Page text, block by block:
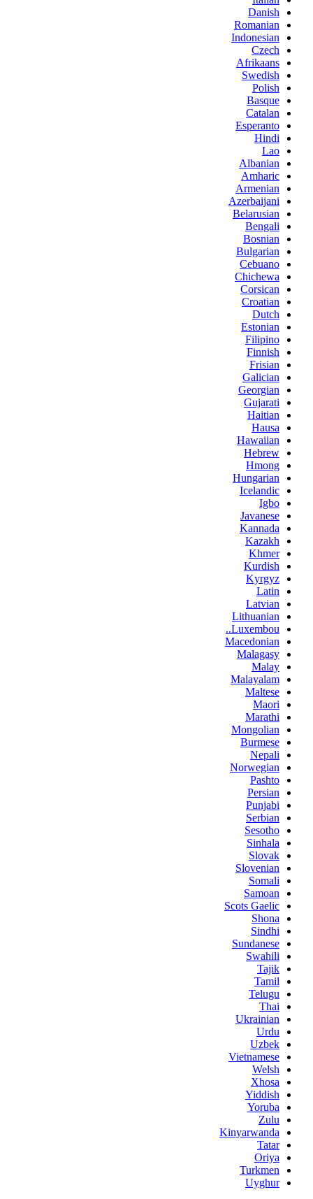
Danish
Romanian
Indonesian
Czech
Afrikaans
Swedish
Polish
Basque
Catalan
Esperanto
Hindi
Lao
Albanian
Amharic
Armenian
Azerbaijani
Belarusian
Bengali
Bosnian
Bulgarian
Cebuano
Chichewa
Corsican
Croatian
Dutch
Estonian
Filipino
Finnish
Frisian
Galician
Georgian
Gujarati
Haitian
Hausa
Hawaiian
Hebrew
Hmong
Hungarian
Icelandic
Igbo
Javanese
Kannada
Kazakh
Khmer
Kurdish
Kyrgyz
Latin
Latvian
Lithuanian
Luxembou..
Macedonian
Malagasy
Malay
Malayalam
Maltese
Maori
Marathi
Mongolian
Burmese
Nepali
Norwegian
Pashto
Persian
Punjabi
Serbian
Sesotho
Sinhala
Slovak
Slovenian
Somali
Samoan
Scots Gaelic
Shona
Sindhi
Sundanese
Swahili
Tajik
Tamil
Telugu
Thai
Ukrainian
Urdu
Uzbek
Vietnamese
Welsh
Xhosa
Yiddish
Yoruba
Zulu
Kinyarwanda
Tatar
Oriya
Turkmen
Uyghur